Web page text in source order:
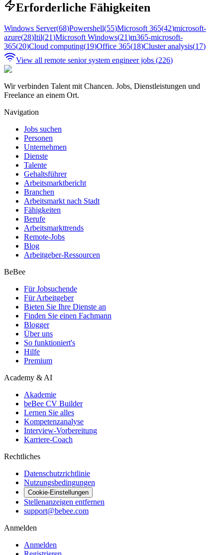
Erforderliche Fähigkeiten
Windows Server(68)Powershell(55)Microsoft 365(42)microsoft-
azure(28)Itil(21)Microsoft Windows(21)m365-microsoft-
365(20)Cloud computing(19)Office 365(18)Cluster analysis(17)
View all remote senior system engineerjobs (226)
Wir verbinden Talent mit Chancen. Jobs, Dienstleistungen und
Freelance an einem Ort.
Navigation
Jobs suchen
Personen
Unternehmen
Dienste
Talente
Gehaltsführer
Arbeitsmarktbericht
Branchen
Arbeitsmarkt nach Stadt
Fähigkeiten
Berufe
Arbeitsmarkttrends
Remote-Jobs
Blog
Arbeitgeber-Ressourcen
BeBee
Für Jobsuchende
Für Arbeitgeber
Bieten Sie Ihre Dienste an
Finden Sie einen Fachmann
Blogger
Über uns
So funktioniert's
Hilfe
Premium
Academy & AI
Akademie
beBee CV Builder
Lernen Sie alles
Kompetenzanalyse
Interview-Vorbereitung
Karriere-Coach
Rechtliches
Datenschutzrichtlinie
Nutzungsbedingungen
Cookie-Einstellungen
Stellenanzeigen entfernen
support@bebee.com
Anmelden
Anmelden